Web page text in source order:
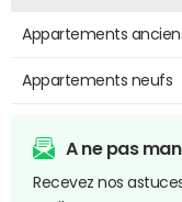
Appartements
Appartements neufs
A ne pas
Recevez nos